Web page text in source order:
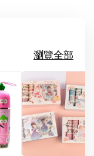
瀏覽全部